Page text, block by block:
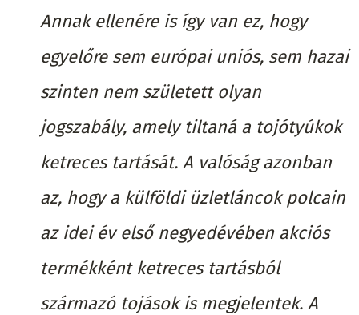
Annak ellenére is így van ez, hogy
egyelőre sem európai uniós, sem hazai
szinten nem született olyan
jogszabály, amely tiltaná a tojótyúkok
ketreces tartását. A valóság azonban
az, hogy a külföldi üzletláncok polcain
az idei év első negyedévében akciós
termékként ketreces tartásból
származó tojások is megjelentek. A